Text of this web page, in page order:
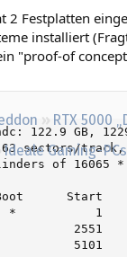
RTX 5000
Ideale Gaming-PCs
2 Festplatten
installiert
"proof-of
122.9 GB,
63 sectors/
of 16065 *
Start
1
2551        5100
5101